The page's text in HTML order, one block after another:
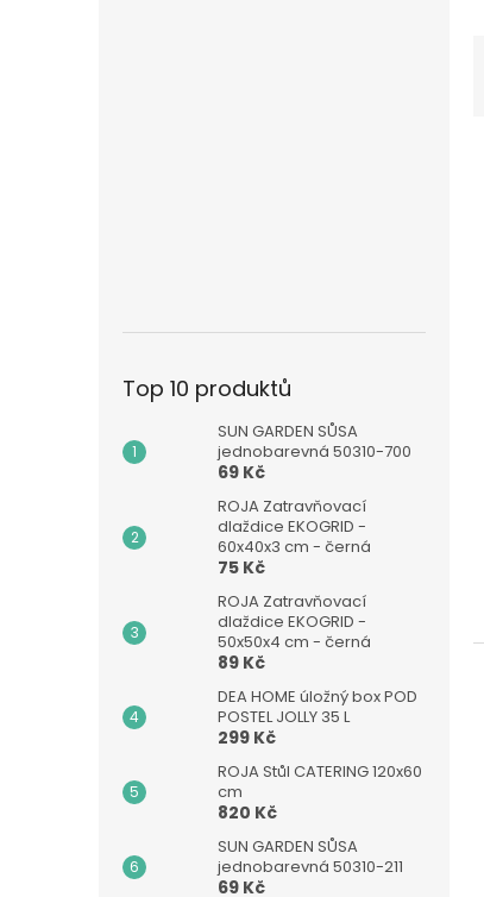
Top 10 produktů
SUN GARDEN SŮSA
jednobarevná 50310-700
69 Kč
ROJA Zatravňovací
dlaždice EKOGRID -
60x40x3 cm - černá
75 Kč
ROJA Zatravňovací
dlaždice EKOGRID -
50x50x4 cm - černá
89 Kč
DEA HOME úložný box POD
POSTEL JOLLY 35 L
299 Kč
ROJA Stůl CATERING 120x60
cm
820 Kč
SUN GARDEN SŮSA
jednobarevná 50310-211
69 Kč